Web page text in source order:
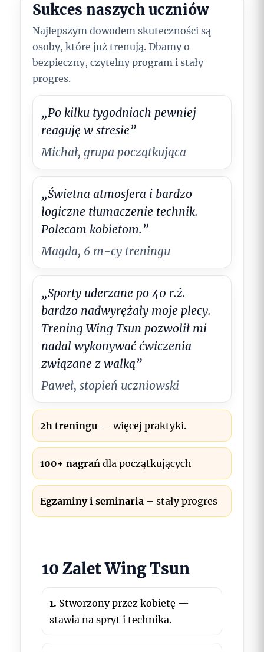
Sukces naszych uczniów
Najlepszym dowodem skuteczności są
osoby, które już trenują. Dbamy o
bezpieczny, czytelny program i stały
progres.
„Po kilku tygodniach pewniej
reaguję w stresie”
Michał, grupa początkująca
„Świetna atmosfera i bardzo
logiczne tłumaczenie technik.
Polecam kobietom.”
Magda, 6 m-cy treningu
„Sporty uderzane po 40 r.ż.
bardzo nadwyrężały moje plecy.
Trening Wing Tsun pozwolił mi
nadal wykonywać ćwiczenia
związane z walką”
Paweł, stopień uczniowski
2h treningu — więcej praktyki.
100+ nagrań dla początkujących
Egzaminy i seminaria – stały progres
10 Zalet Wing Tsun
1. Stworzony przez kobietę —
stawia na spryt i technika.